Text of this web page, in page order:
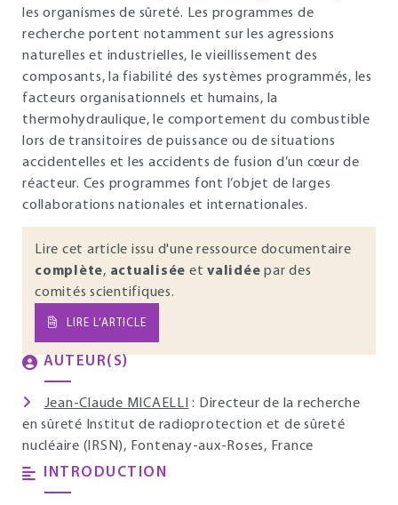
les organismes de sûreté. Les programmes de
recherche portent notamment sur les agressions
naturelles et industrielles, le vieillissement des
composants, la fiabilité des systèmes programmés, les
facteurs organisationnels et humains, la
thermohydraulique, le comportement du combustible
lors de transitoires de puissance ou de situations
accidentelles et les accidents de fusion d’un cœur de
réacteur. Ces programmes font l’objet de larges
collaborations nationales et internationales.
Lire cet article issu d'une ressource documentaire
complète, actualisée et validée par des
comités scientifiques.
LIRE L’ARTICLE
AUTEUR(S)
Jean-Claude MICAELLI : Directeur de la recherche
en sûreté Institut de radioprotection et de sûreté
nucléaire (IRSN), Fontenay-aux-Roses, France
INTRODUCTION